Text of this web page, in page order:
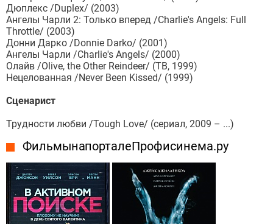
Дюплекс /Duplex/ (2003)
Ангелы Чарли 2: Только вперед /Charlie's Angels: Full
Throttle/ (2003)
Донни Дарко /Donnie Darko/ (2001)
Ангелы Чарли /Charlie's Angels/ (2000)
Олайв /Olive, the Other Reindeer/ (ТВ, 1999)
Нецелованная /Never Been Kissed/ (1999)
Сценарист
Трудности любви /Tough Love/ (сериал, 2009 – ...)
Фильмы на портале Профисинема.ру